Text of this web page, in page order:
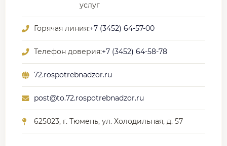
услуг
Горячая линия:+7 (3452) 64-57-00
Телефон доверия:+7 (3452) 64-58-78
72.rospotrebnadzor.ru
post@to.72.rospotrebnadzor.ru
625023, г. Тюмень, ул. Холодильная, д. 57